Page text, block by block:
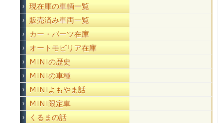
現在庫の車輌一覧
販売済み車両一覧
カー・パーツ在庫
オートモビリア在庫
MINIの歴史
MINIの車種
MINIよもやま話
MINI限定車
くるまの話